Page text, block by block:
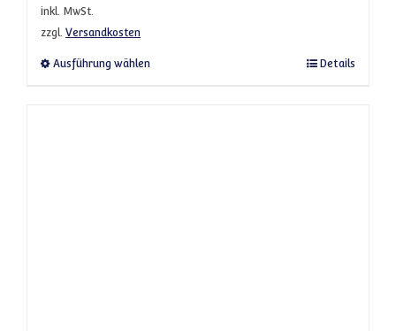
inkl. MwSt.
zzgl. Versandkosten
Ausführung wählen Dieses Produkt weist mehrere Varianten
Details